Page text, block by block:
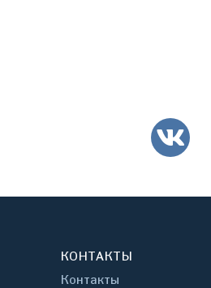
КОНТАКТЫ
Контакты